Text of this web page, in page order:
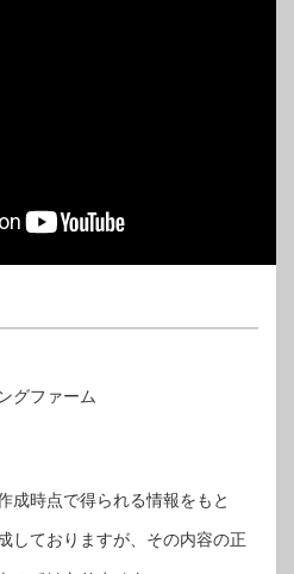
グファーム
成時点で得られる情報をもと
しておりますが、その内容の正